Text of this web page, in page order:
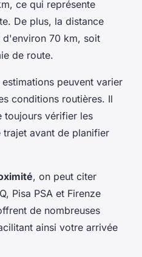
ce qui représente
De plus, la distance
d'environ 70 km, soit
de route.
peuvent varier
conditions routières. Il
toujours vérifier les
trajet avant de planifier
, on peut citer
Pisa PSA et Firenze
de nombreuses
ainsi votre arrivée